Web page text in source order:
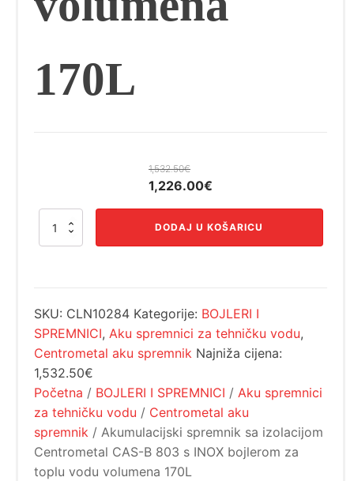
170L
1,532.50€
Izvorna
cijena
bila
je:
1,226.00€
cijena
je:
1,226.00€.
Akumulacijski
B
803
s
INOX
bojlerom
za
vodu
volumena
170L
DODAJ U KOŠARICU
SKU: CLN10284 Kategorije: BOJLERI I
SPREMNICI, Aku spremnici za tehničku vodu,
Centrometal aku spremnik Najniža cijena:
1,532.50€
Početna / BOJLERI I SPREMNICI / Aku spremnici
za tehničku vodu / Centrometal aku
spremnik / Akumulacijski spremnik sa izolacijom
Centrometal CAS-B 803 s INOX bojlerom za
toplu vodu volumena 170L